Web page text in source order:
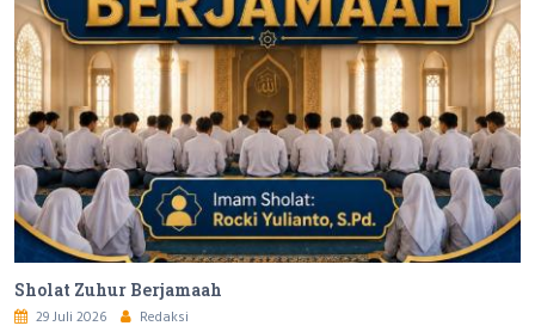
Sholat Zuhur Berjamaah
29 Juli 2026 Redaksi